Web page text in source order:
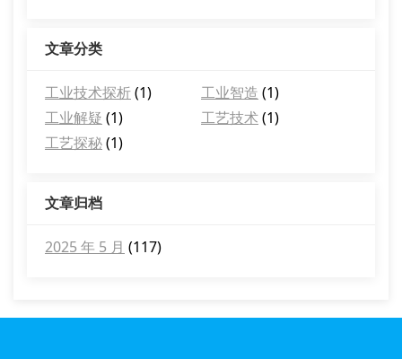
文章分类
工业技术探析(1) 工业智造 (1)
工业解疑 (1) 工艺技术(1)
工艺探秘(1)
文章归档
2025 年 5 月 (117)